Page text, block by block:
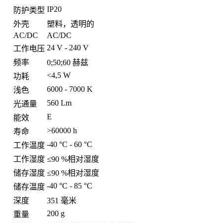
防护类型 IP20
外壳
塑料，透明的
AC/DC
AC/DC
工作电压 24 V - 240 V
频率
0;50;60 赫兹
功耗
<4,5 W
浅色
6000 - 7000 K
光通量
560 Lm
能效
E
寿命
>60000 h
工作温度 -40 °C - 60 °C
工作湿度 ≤90 %相对湿度
储存湿度 ≤90 %相对湿度
储存温度 -40 °C - 85 °C
深度
351 毫米
重量
200 g